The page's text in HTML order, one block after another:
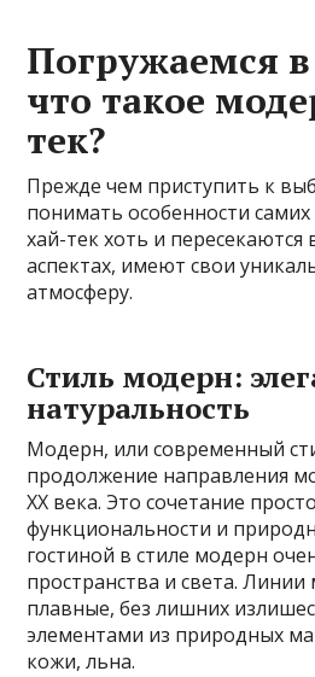
Погружаемся
что такое
тек?
Прежде чем приступить к
понимать особенности
хай-тек хоть и пересекаются
аспектах, имеют свои
атмосферу.
Стиль модерн:
натуральность
Модерн, или современный
продолжение направления
XX века. Это сочетание
функциональности и
гостиной в стиле модерн
пространства и света.
плавные, без лишних
элементами из природных
кожи, льна.